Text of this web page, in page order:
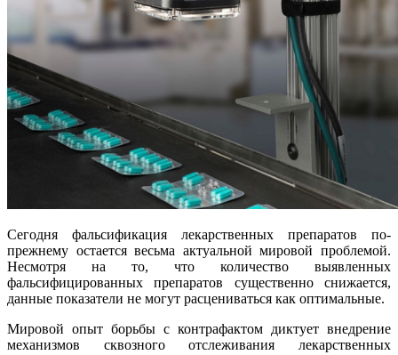
Сегодня фальсификация лекарственных препаратов по-
прежнему остается весьма актуальной мировой проблемой.
Несмотря на то, что количество выявленных
фальсифицированных препаратов существенно снижается,
данные показатели не могут расцениваться как оптимальные.
Мировой опыт борьбы с контрафактом диктует внедрение
механизмов сквозного отслеживания лекарственных